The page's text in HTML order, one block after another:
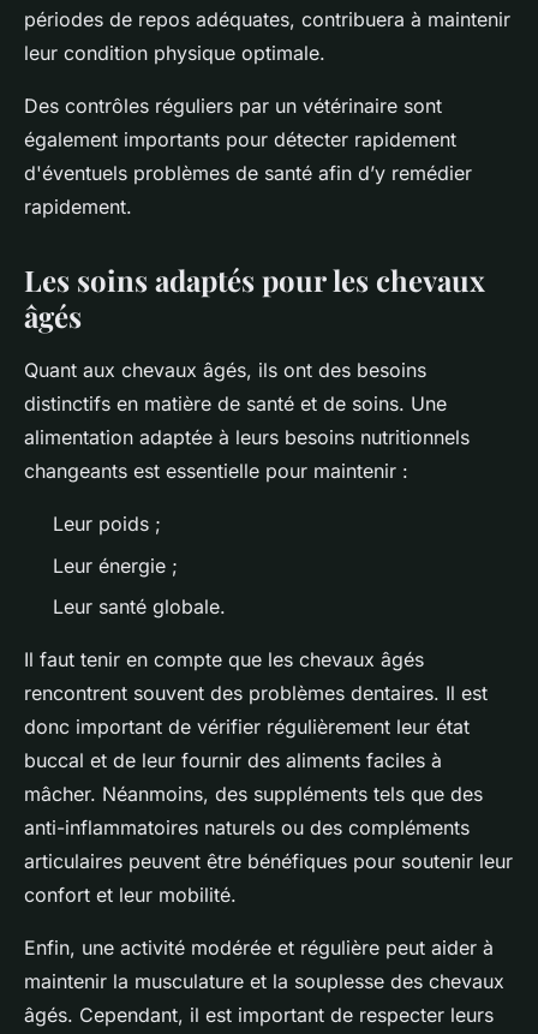
périodes de repos adéquates, contribuera à maintenir
leur condition physique optimale.
Des contrôles réguliers par un vétérinaire sont
également importants pour détecter rapidement
d'éventuels problèmes de santé afin d’y remédier
rapidement.
Les soins adaptés pour les chevaux
âgés
Quant aux chevaux âgés, ils ont des besoins
distinctifs en matière de santé et de soins. Une
alimentation adaptée à leurs besoins nutritionnels
changeants est essentielle pour maintenir :
Leur poids ;
Leur énergie ;
Leur santé globale.
Il faut tenir en compte que les chevaux âgés
rencontrent souvent des problèmes dentaires. Il est
donc important de vérifier régulièrement leur état
buccal et de leur fournir des aliments faciles à
mâcher. Néanmoins, des suppléments tels que des
anti-inflammatoires naturels ou des compléments
articulaires peuvent être bénéfiques pour soutenir leur
confort et leur mobilité.
Enfin, une activité modérée et régulière peut aider à
maintenir la musculature et la souplesse des chevaux
âgés. Cependant, il est important de respecter leurs